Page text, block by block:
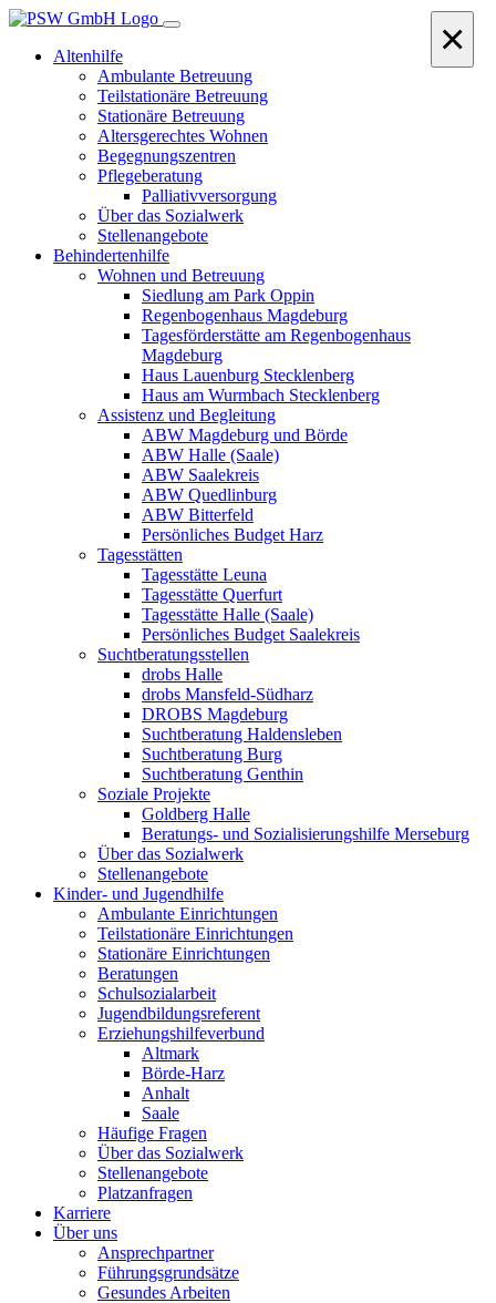
Altenhilfe
Ambulante Betreuung
Teilstationäre Betreuung
Stationäre Betreuung
Altersgerechtes Wohnen
Begegnungszentren
Pflegeberatung
Palliativversorgung
Über das Sozialwerk
Stellenangebote
Behindertenhilfe
Wohnen und Betreuung
Siedlung am Park Oppin
Regenbogenhaus Magdeburg
Tagesförderstätte am Regenbogenhaus
Magdeburg
Haus Lauenburg Stecklenberg
Haus am Wurmbach Stecklenberg
Assistenz und Begleitung
ABW Magdeburg und Börde
ABW Halle (Saale)
ABW Saalekreis
ABW Quedlinburg
ABW Bitterfeld
Persönliches Budget Harz
Tagesstätten
Tagesstätte Leuna
Tagesstätte Querfurt
Tagesstätte Halle (Saale)
Persönliches Budget Saalekreis
Suchtberatungsstellen
drobs Halle
drobs Mansfeld-Südharz
DROBS Magdeburg
Suchtberatung Haldensleben
Suchtberatung Burg
Suchtberatung Genthin
Soziale Projekte
Goldberg Halle
Beratungs- und Sozialisierungshilfe Merseburg
Über das Sozialwerk
Stellenangebote
Kinder- und Jugendhilfe
Ambulante Einrichtungen
Teilstationäre Einrichtungen
Stationäre Einrichtungen
Beratungen
Schulsozialarbeit
Jugendbildungsreferent
Erziehungshilfeverbund
Altmark
Börde-Harz
Anhalt
Saale
Häufige Fragen
Über das Sozialwerk
Stellenangebote
Platzanfragen
Karriere
Über uns
Ansprechpartner
Führungsgrundsätze
Gesundes Arbeiten
×